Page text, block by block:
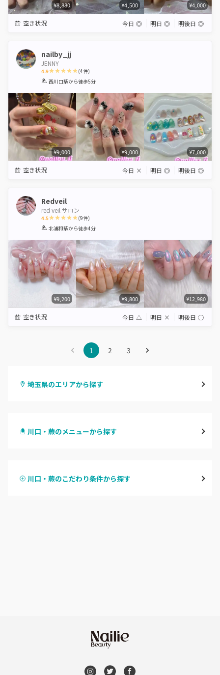
¥8,880 ¥4,500 ¥4,000
空き状況 今日 ◎ 明日 ◎ 明後日 ◎
nailby_jj
JENNY
4.9
1 2 3 4 5
(4件)
西川口駅から徒歩5分
¥9,000 ¥9,000 ¥7,000
空き状況 今日 × 明日 ◎ 明後日 ◎
Redveil
red veil サロン
4.5
1 2 3 4 5
(9件)
北浦和駅から徒歩4分
¥9,200 ¥9,800 ¥12,980
空き状況 今日 △ 明日 × 明後日 ◯
1 2 3
埼玉県のエリアから探す
与野
ふじみ野・鶴瀬・上福岡
川口・蕨のメニューから探す
ハンドスカルプ
川口・蕨のこだわり条件から探す